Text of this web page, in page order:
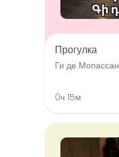
Прогулка
Ги де Мопассан
0ч 15м